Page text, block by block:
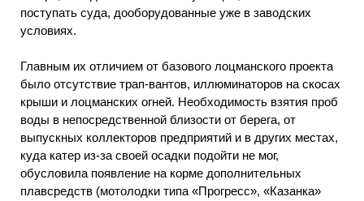
поступать суда, дооборудованные уже в заводских
условиях.
Главным их отличием от базового лоцманского проекта
было отсутствие трап-вантов, иллюминаторов на скосах
крыши и лоцманских огней. Необходимость взятия проб
воды в непосредственной близости от берега, от
выпускных коллекторов предприятий и в других местах,
куда катер из-за своей осадки подойти не мог,
обусловила появление на корме дополнительных
плавсредств (мотолодки типа «Прогресс», «Казанка»